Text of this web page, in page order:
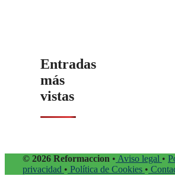
Entradas
más
vistas
© 2026 Reformaccion • Aviso legal •
privacidad • Política de Cookies •